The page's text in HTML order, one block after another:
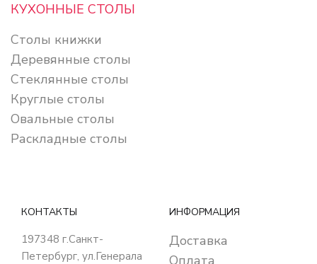
КУХОННЫЕ СТОЛЫ
Столы книжки
Деревянные столы
Стеклянные столы
Круглые столы
Овальные столы
Раскладные столы
КОНТАКТЫ
197348 г.Санкт-
Петербург, ул.Генерала
ИНФОРМАЦИЯ
Доставка